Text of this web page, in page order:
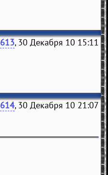
613, 30 Декабря 10 15:11
614, 30 Декабря 10 21:07